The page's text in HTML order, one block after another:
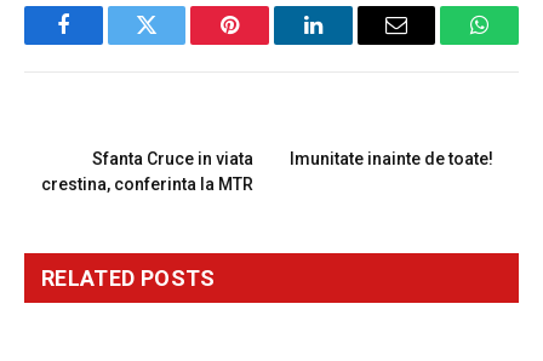
FacebookTwitter Pinterest LinkedInEmail
Sfanta Cruce in viata
crestina, conferinta la MTR
Imunitate inainte de toate!
RELATED POSTS